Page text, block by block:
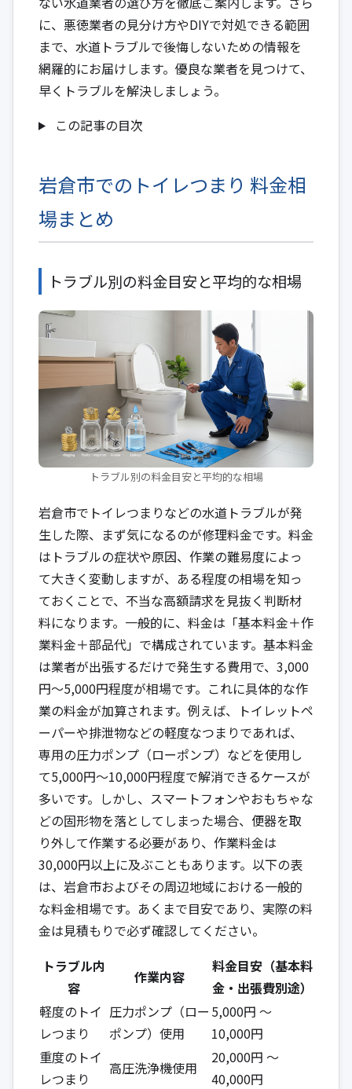
に、悪徳業者の見分け方やDIYで対処できる範囲
まで、水道トラブルで後悔しないための情報を
網羅的にお届けします。優良な業者を見つけて、
早くトラブルを解決しましょう。
この記事の目次
岩倉市でのトイレつまり 料金相
場まとめ
トラブル別の料金目安と平均的な相場
トラブル別の料金目安と平均的な相場
岩倉市でトイレつまりなどの水道トラブルが発
生した際、まず気になるのが修理料金です。料金
はトラブルの症状や原因、作業の難易度によっ
て大きく変動しますが、ある程度の相場を知っ
ておくことで、不当な高額請求を見抜く判断材
料になります。一般的に、料金は「基本料金＋作
業料金＋部品代」で構成されています。基本料金
は業者が出張するだけで発生する費用で、3,000
円〜5,000円程度が相場です。これに具体的な作
業の料金が加算されます。例えば、トイレットペ
ーパーや排泄物などの軽度なつまりであれば、
専用の圧力ポンプ（ローポンプ）などを使用し
て5,000円〜10,000円程度で解消できるケースが
多いです。しかし、スマートフォンやおもちゃな
どの固形物を落としてしまった場合、便器を取
り外して作業する必要があり、作業料金は
30,000円以上に及ぶこともあります。以下の表
は、岩倉市およびその周辺地域における一般的
な料金相場です。あくまで目安であり、実際の料
金は見積もりで必ず確認してください。
トラブル内
容
作業内容
料金目安（基本料
金・出張費別途）
軽度のトイ
レつまり
圧力ポンプ（ロー
ポンプ）使用
5,000円 ～
10,000円
重度のトイ
レつまり
高圧洗浄機使用
20,000円 ～
40,000円